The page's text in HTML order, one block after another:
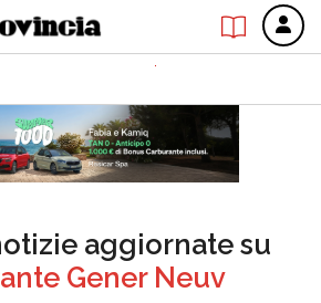
aggiornate su
Gener Neuv